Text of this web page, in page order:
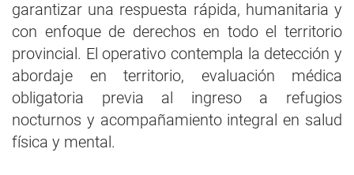
garantizar una respuesta rápida, humanitaria y
con enfoque de derechos en todo el territorio
provincial. El operativo contempla la detección y
abordaje en territorio, evaluación médica
obligatoria previa al ingreso a refugios
nocturnos y acompañamiento integral en salud
física y mental.